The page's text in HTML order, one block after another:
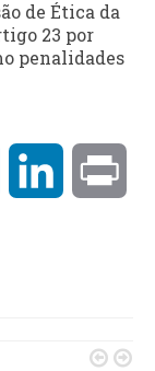
de Ética da
23 por
penalidades
Twitter LinkedIn
 